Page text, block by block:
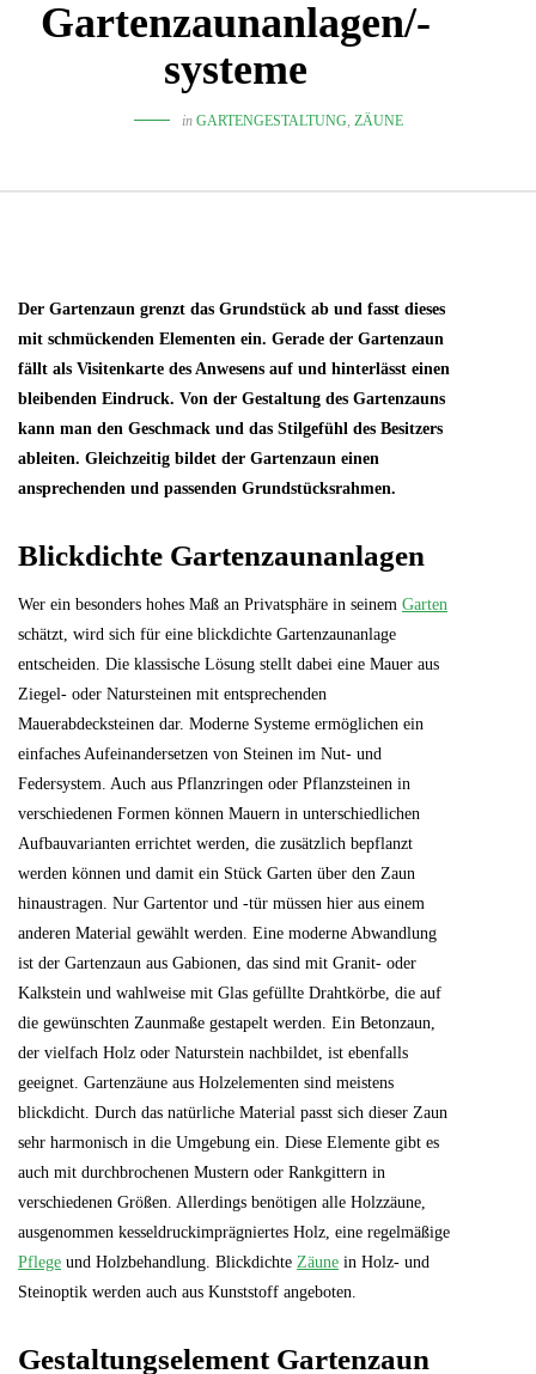
Gartenzaunanlagen/-
systeme
in GARTENGESTALTUNG, ZÄUNE
Der Gartenzaun grenzt das Grundstück ab und fasst dieses
mit schmückenden Elementen ein. Gerade der Gartenzaun
fällt als Visitenkarte des Anwesens auf und hinterlässt einen
bleibenden Eindruck. Von der Gestaltung des Gartenzauns
kann man den Geschmack und das Stilgefühl des Besitzers
ableiten. Gleichzeitig bildet der Gartenzaun einen
ansprechenden und passenden Grundstücksrahmen.
Blickdichte Gartenzaunanlagen
Wer ein besonders hohes Maß an Privatsphäre in seinem Garten
schätzt, wird sich für eine blickdichte Gartenzaunanlage
entscheiden. Die klassische Lösung stellt dabei eine Mauer aus
Ziegel- oder Natursteinen mit entsprechenden
Mauerabdecksteinen dar. Moderne Systeme ermöglichen ein
einfaches Aufeinandersetzen von Steinen im Nut- und
Federsystem. Auch aus Pflanzringen oder Pflanzsteinen in
verschiedenen Formen können Mauern in unterschiedlichen
Aufbauvarianten errichtet werden, die zusätzlich bepflanzt
werden können und damit ein Stück Garten über den Zaun
hinaustragen. Nur Gartentor und -tür müssen hier aus einem
anderen Material gewählt werden. Eine moderne Abwandlung
ist der Gartenzaun aus Gabionen, das sind mit Granit- oder
Kalkstein und wahlweise mit Glas gefüllte Drahtkörbe, die auf
die gewünschten Zaunmaße gestapelt werden. Ein Betonzaun,
der vielfach Holz oder Naturstein nachbildet, ist ebenfalls
geeignet. Gartenzäune aus Holzelementen sind meistens
blickdicht. Durch das natürliche Material passt sich dieser Zaun
sehr harmonisch in die Umgebung ein. Diese Elemente gibt es
auch mit durchbrochenen Mustern oder Rankgittern in
verschiedenen Größen. Allerdings benötigen alle Holzzäune,
ausgenommen kesseldruckimprägniertes Holz, eine regelmäßige
Pflege und Holzbehandlung. Blickdichte Zäune in Holz- und
Steinoptik werden auch aus Kunststoff angeboten.
Gestaltungselement Gartenzaun